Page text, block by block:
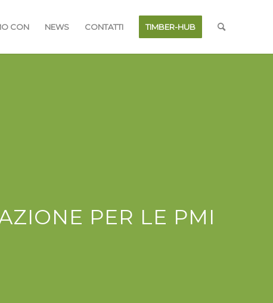
CON NEWS CONTATTI TIMBER-HUB
PER LE PMI